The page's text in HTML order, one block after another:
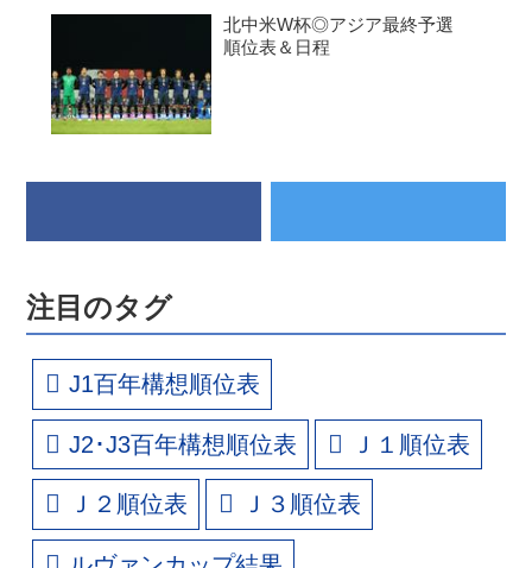
北中米W杯◎アジア最終予選
順位表＆日程
注目のタグ
J1百年構想順位表
J2･J3百年構想順位表 Ｊ１順位表
Ｊ２順位表 Ｊ３順位表